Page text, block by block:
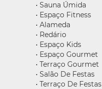
• Sauna Úmida
• Espaço Fitness
• Alameda
• Redário
• Espaço Kids
• Espaço Gourmet
• Terraço Gourmet
• Salão De Festas
• Terraço De Festas